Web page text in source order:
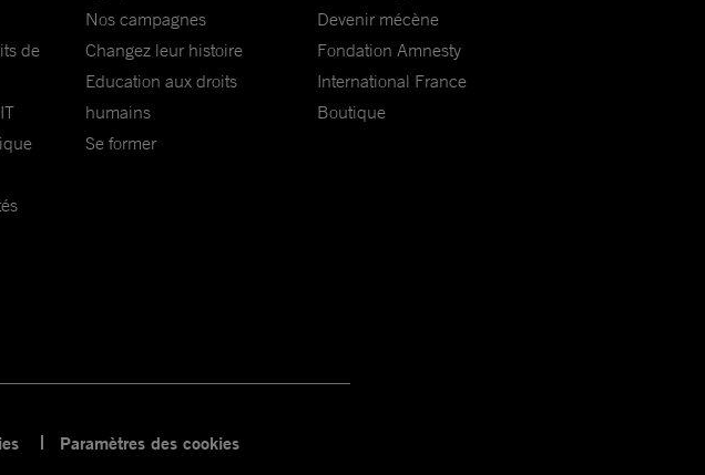
de
Nos campagnes
Changez leur histoire
Education aux droits
humains
Se former
Devenir mécène
Fondation Amnesty
International France
Boutique
Paramètres des cookies